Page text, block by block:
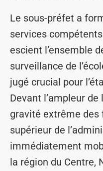
Le sous-préfet a
services
escient l’ensemble
surveillance de
jugé crucial pour
Devant l’ampleur
gravité extrême des
supérieur de
immédiatement
la région du Centre,